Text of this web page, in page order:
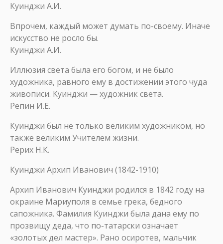
Куинджи А.И.
Впрочем, каждый может думать по-своему. Иначе
искусство не росло бы.
Куинджи А.И.
Иллюзия света была его богом, и не было
художника, равного ему в достижении этого чуда
живописи. Куинджи — художник света.
Репин И.Е.
Куинджи был не только великим художником, но
также великим Учителем жизни.
Рерих Н.К.
Куинджи Архип Иванович (1842-1910)
Архип Иванович Куинджи родился в 1842 году на
окраине Мариуполя в семье грека, бедного
сапожника. Фамилия Куинджи была дана ему по
прозвищу деда, что по-татарски означает
«золотых дел мастер». Рано осиротев, мальчик